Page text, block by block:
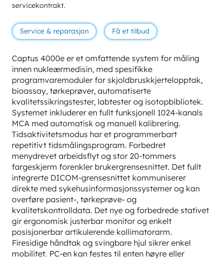
servicekontrakt.
Service & reparasjon Få et tilbud
Captus 4000e er et omfattende system for måling
innen nukleærmedisin, med spesifikke
programvaremoduler for skjoldbruskkjertelopptak,
bioassay, tørkeprøver, automatiserte
kvalitetssikringstester, labtester og isotopbibliotek.
Systemet inkluderer en fullt funksjonell 1024-kanals
MCA med automatisk og manuell kalibrering.
Tidsaktivitetsmodus har et programmerbart
repetitivt tidsmålingsprogram. Forbedret
menydrevet arbeidsflyt og stor 20-tommers
fargeskjerm forenkler brukergrensesnittet. Det fullt
integrerte DICOM-grensesnittet kommuniserer
direkte med sykehusinformasjonssystemer og kan
overføre pasient-, tørkeprøve- og
kvalitetskontrolldata. Det nye og forbedrede stativet
gir ergonomisk justerbar monitor og enkelt
posisjonerbar artikulerende kollimatorarm.
Firesidige håndtak og svingbare hjul sikrer enkel
mobilitet. PC-en kan festes til enten høyre eller